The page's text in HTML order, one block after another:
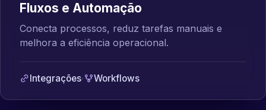
Fluxos e Automação
Conecta processos, reduz tarefas manuais e
melhora a eficiência operacional.
Integrações· Workflows